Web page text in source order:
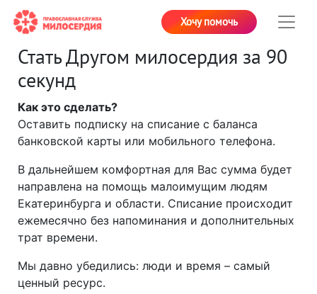
Хочу помочь
Стать Другом милосердия за 90
секунд
Как это сделать?
Оставить подписку на списание с баланса
банковской карты или мобильного телефона.
В дальнейшем комфортная для Вас сумма будет
направлена на помощь малоимущим людям
Екатеринбурга и области. Списание происходит
ежемесячно без напоминания и дополнительных
трат времени.
Мы давно убедились: люди и время – самый
ценный ресурс.